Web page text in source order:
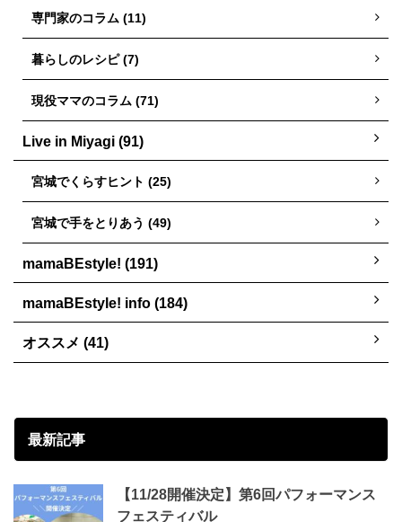
専門家のコラム (11)
暮らしのレシピ (7)
現役ママのコラム (71)
Live in Miyagi (91)
宮城でくらすヒント (25)
宮城で手をとりあう (49)
mamaBEstyle! (191)
mamaBEstyle! info (184)
オススメ (41)
最新記事
【11/28開催決定】第6回パフォーマンス
フェスティバル